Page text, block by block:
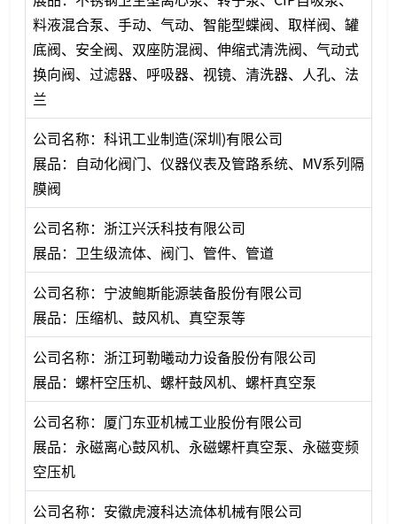
料液混合泵、手动、气动、智能型蝶阀、取样阀、罐
底阀、安全阀、双座防混阀、伸缩式清洗阀、气动式
换向阀、过滤器、呼吸器、视镜、清洗器、人孔、法
兰
公司名称：科讯工业制造(深圳)有限公司
展品：自动化阀门、仪器仪表及管路系统、MV系列隔
膜阀
公司名称：浙江兴沃科技有限公司
展品：卫生级流体、阀门、管件、管道
公司名称：宁波鲍斯能源装备股份有限公司
展品：压缩机、鼓风机、真空泵等
公司名称：浙江珂勒曦动力设备股份有限公司
展品：螺杆空压机、螺杆鼓风机、螺杆真空泵
公司名称：厦门东亚机械工业股份有限公司
展品：永磁离心鼓风机、永磁螺杆真空泵、永磁变频
空压机
公司名称：安徽虎渡科达流体机械有限公司